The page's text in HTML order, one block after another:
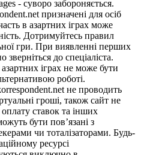
- суворо забороняється.
призначені для осіб
в азартних іграх може
Дотримуйтесь правил
гри. При виявленні перших
зверніться до спеціаліста.
іграх не може бути
роботі.
не проводить
гроші, також сайт не
ставок та інших
бути пов’язані з
чи тоталізаторами. Будь-
ресурсі